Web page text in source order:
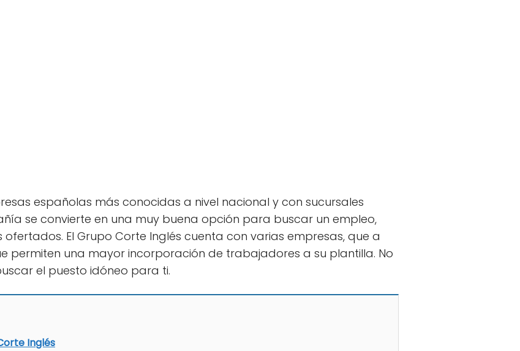
españolas más conocidas a nivel nacional y con sucursales
se convierte en una muy buena opción para buscar un empleo,
El Grupo Corte Inglés cuenta con varias empresas, que a
permiten una mayor incorporación de trabajadores a su plantilla. No
el puesto idóneo para ti.
Inglés